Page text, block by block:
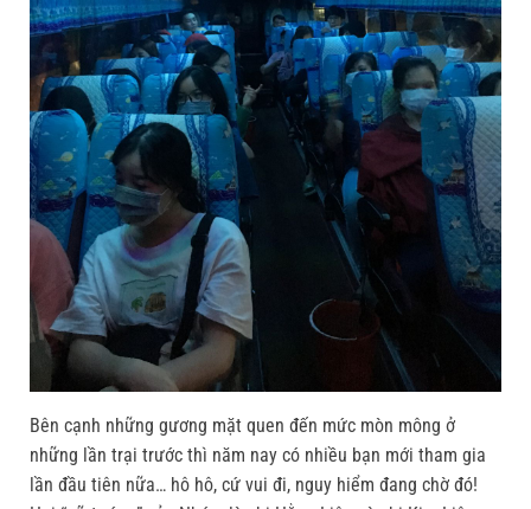
Bên cạnh những gương mặt quen đến mức mòn mông ở
những lần trại trước thì năm nay có nhiều bạn mới tham gia
lần đầu tiên nữa… hô hô, cứ vui đi, nguy hiểm đang chờ đó!